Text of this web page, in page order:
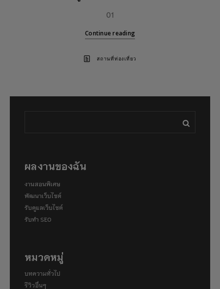
01
Continue reading
สถานที่ท่องเที่ยว
ผลงานของฉัน
งานสอนพิเศษ
พัฒนาเว็บไซต์
รับดูแลเว็บไซต์
รับทำ SEO
หมวดหมู่
บทความทั่วไป
รีวิวอื่นๆ